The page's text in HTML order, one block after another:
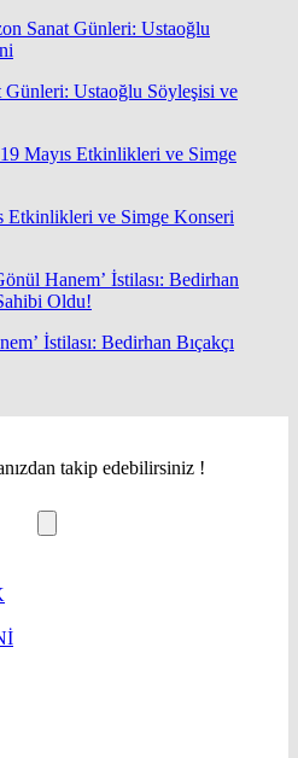
Günleri: Ustaoğlu Söyleşisi ve
Etkinlikleri ve Simge Konseri
İstilası: Bedirhan Bıçakçı
takip edebilirsiniz !